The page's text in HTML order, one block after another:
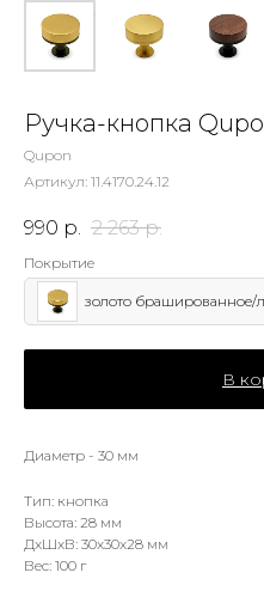
Ручка-кнопка
Qupon
Артикул: 11.4170.24.12
990 р. 2 263 р.
Покрытие
золото брашированное/
В
Диаметр - 30 мм
Тип: кнопка
Высота: 28 мм
ДxШxВ: 30x30x28 мм
Вес: 100 г